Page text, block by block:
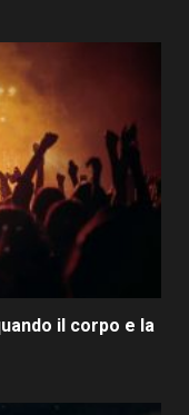
il corpo e la